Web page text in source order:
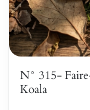
N° 315-
Koala